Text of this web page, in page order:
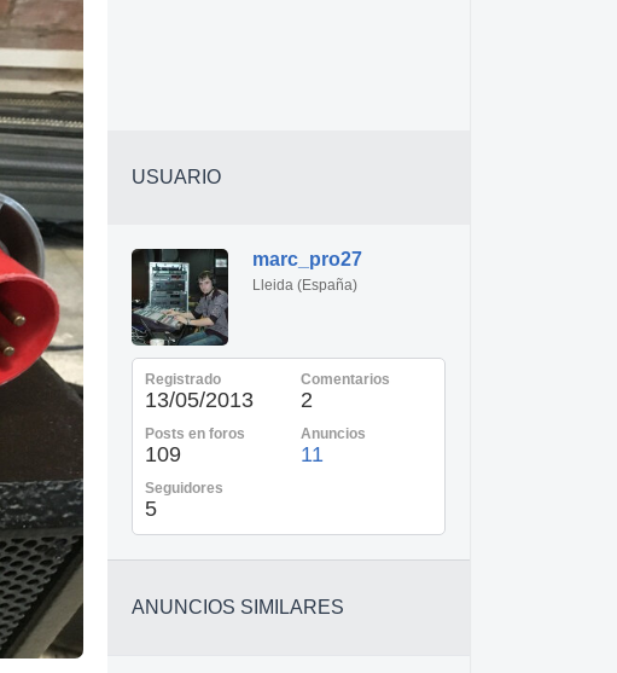
USUARIO
marc_pro27
Lleida (España)
Registrado
13/05/2013
Comentarios
2
Posts en foros
109
Anuncios
11
Seguidores
5
ANUNCIOS SIMILARES